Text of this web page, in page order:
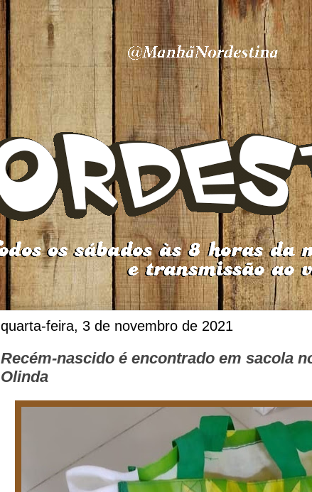
quarta-feira, 3 de novembro de 2021
Recém-nascido é encontrado em sacola
Olinda